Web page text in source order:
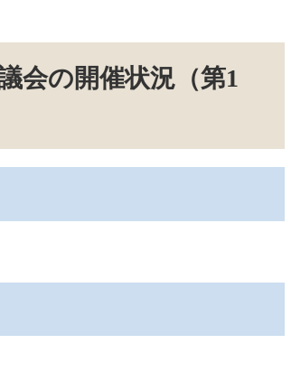
会の開催状況（第1